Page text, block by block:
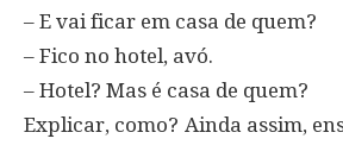
– E vai ficar em casa de quem?
– Fico no hotel, avó.
– Hotel? Mas é casa de quem?
Explicar, como? Ainda assim,